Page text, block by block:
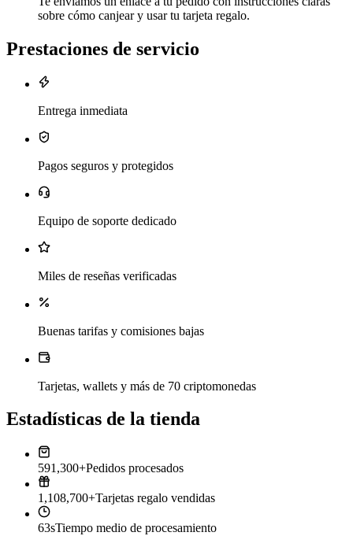
sobre cómo canjear y usar tu tarjeta regalo.
Prestaciones de servicio
Entrega inmediata
Pagos seguros y protegidos
Equipo de soporte dedicado
Miles de reseñas verificadas
Buenas tarifas y comisiones bajas
Tarjetas, wallets y más de 70 criptomonedas
Estadísticas de la tienda
591,300+Pedidos procesados
1,108,700+Tarjetas regalo vendidas
63sTiempo medio de procesamiento